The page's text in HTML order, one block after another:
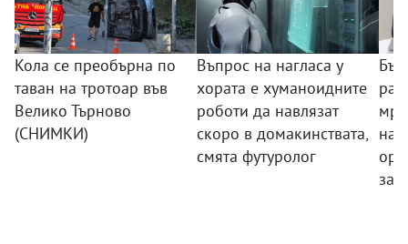
Кола се преобърна по
таван на тротоар във
Велико Търново
(СНИМКИ)
Въпрос на нагласа у
хората е хуманоидните
роботи да навлязат
скоро в домакинствата,
смята футуролог